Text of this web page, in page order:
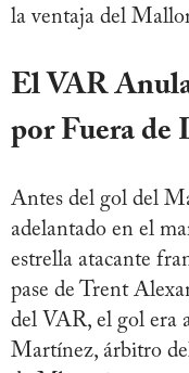
la ventaja del
El VAR
por Fuera de
Antes del gol del
adelantado en el
estrella atacante
pase de Trent
del VAR, el gol era
Martínez, árbitro